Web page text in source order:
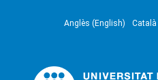
Anglès (English) Català